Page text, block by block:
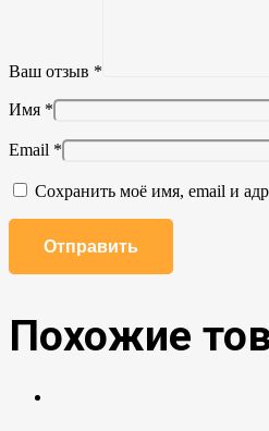
Ваш отзыв *
Имя *
Email *
Сохранить моё имя, email и
Похожие